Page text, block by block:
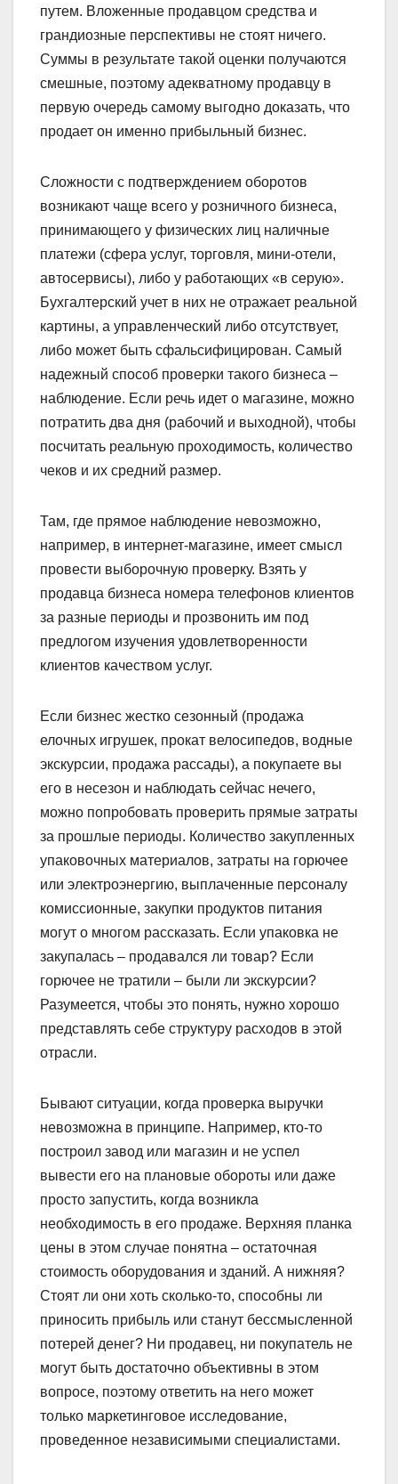
путем. Вложенные продавцом средства и
грандиозные перспективы не стоят ничего.
Суммы в результате такой оценки получаются
смешные, поэтому адекватному продавцу в
первую очередь самому выгодно доказать, что
продает он именно прибыльный бизнес.
Сложности с подтверждением оборотов
возникают чаще всего у розничного бизнеса,
принимающего у физических лиц наличные
платежи (сфера услуг, торговля, мини-отели,
автосервисы), либо у работающих «в серую».
Бухгалтерский учет в них не отражает реальной
картины, а управленческий либо отсутствует,
либо может быть сфальсифицирован. Самый
надежный способ проверки такого бизнеса –
наблюдение. Если речь идет о магазине, можно
потратить два дня (рабочий и выходной), чтобы
посчитать реальную проходимость, количество
чеков и их средний размер.
Там, где прямое наблюдение невозможно,
например, в интернет-магазине, имеет смысл
провести выборочную проверку. Взять у
продавца бизнеса номера телефонов клиентов
за разные периоды и прозвонить им под
предлогом изучения удовлетворенности
клиентов качеством услуг.
Если бизнес жестко сезонный (продажа
елочных игрушек, прокат велосипедов, водные
экскурсии, продажа рассады), а покупаете вы
его в несезон и наблюдать сейчас нечего,
можно попробовать проверить прямые затраты
за прошлые периоды. Количество закупленных
упаковочных материалов, затраты на горючее
или электроэнергию, выплаченные персоналу
комиссионные, закупки продуктов питания
могут о многом рассказать. Если упаковка не
закупалась – продавался ли товар? Если
горючее не тратили – были ли экскурсии?
Разумеется, чтобы это понять, нужно хорошо
представлять себе структуру расходов в этой
отрасли.
Бывают ситуации, когда проверка выручки
невозможна в принципе. Например, кто-то
построил завод или магазин и не успел
вывести его на плановые обороты или даже
просто запустить, когда возникла
необходимость в его продаже. Верхняя планка
цены в этом случае понятна – остаточная
стоимость оборудования и зданий. А нижняя?
Стоят ли они хоть сколько-то, способны ли
приносить прибыль или станут бессмысленной
потерей денег? Ни продавец, ни покупатель не
могут быть достаточно объективны в этом
вопросе, поэтому ответить на него может
только маркетинговое исследование,
проведенное независимыми специалистами.